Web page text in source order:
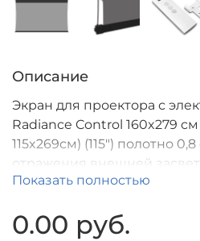
Описание
Экран для проектора с
Radiance Control 160x279
115x269см) (115") полотно
отражения внешней
Показать полностью
0.00 руб.